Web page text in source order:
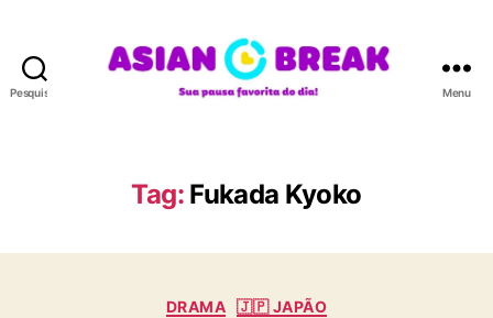
Pesquisar
A
N
R
A
Menu
Tag: Fukada Kyoko
C
DRAMA 🇯🇵 JAPÃO